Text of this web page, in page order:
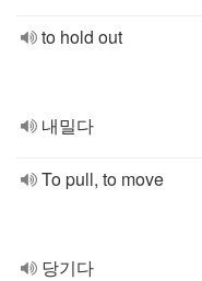
to hold out
내밀다
To pull, to move
당기다